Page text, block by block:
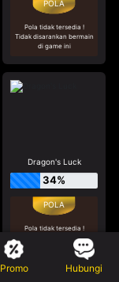
Pola tidak tersedia !
Tidak disarankan bermain
di game ini
Dragon's Luck
34%
Pola tidak tersedia !
Tidak disarankan bermain
Promo Hubungi